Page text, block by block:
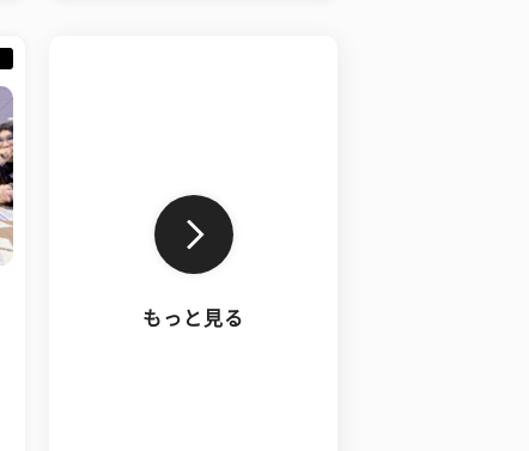
もっと見る